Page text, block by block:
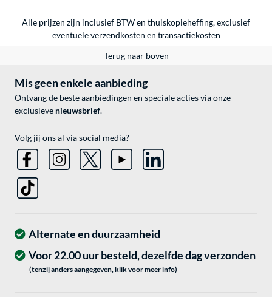
Alle prijzen zijn inclusief BTW en thuiskopieheffing, exclusief
eventueleverzendkosten en transactiekosten
Terug naar boven
Mis geen enkele aanbieding
Ontvang de beste aanbiedingen en speciale acties via onze
exclusieve nieuwsbrief.
Volg jij ons al via social media?
Alternate en duurzaamheid
Voor 22.00 uur besteld, dezelfde dag verzonden
(tenzij anders aangegeven, klik voor meer info)